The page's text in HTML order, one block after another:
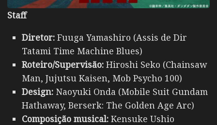
Staff
Diretor: Fuuga Yamashiro (Assis de Dir
Tatami Time Machine Blues)
Roteiro/Supervisão: Hiroshi Seko (Chainsaw
Man, Jujutsu Kaisen, Mob Psycho 100)
Design: Naoyuki Onda (Mobile Suit Gundam
Hathaway, Berserk: The Golden Age Arc)
Composição musical: Kensuke Ushio